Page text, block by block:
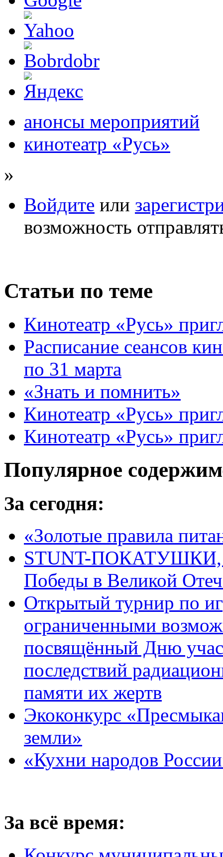
анонсы мероприятий
кинотеатр «Русь»
»
Войдите или
возможность
Статьи по теме
Кинотеатр «Русь»
Расписание сеансов
по 31 марта
«Знать и помнить»
Кинотеатр «Русь»
Кинотеатр «Русь»
Популярное
За сегодня:
«Золотые правила
STUNT-ПОКАТУШКИ,
Победы в Великой
Открытый турнир по
ограниченными
посвящённый Дню
последствий
памяти их жертв
Экоконкурс
земли»
«Кухни народов
За всё время: